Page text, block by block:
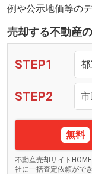
例や公示地価等の
売却する不動産
STEP1
STEP2
無料
不動産売却サイト
社に一括査定依頼ができ